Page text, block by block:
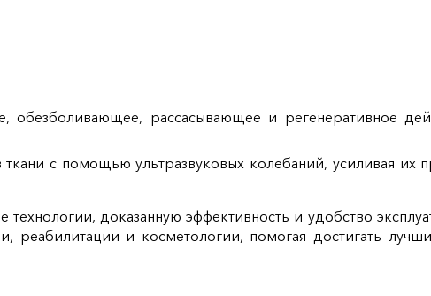
обезболивающее, рассасывающее и регенеративное
с помощью ультразвуковых колебаний, усиливая их
доказанную эффективность и удобство
и косметологии, помогая достигать